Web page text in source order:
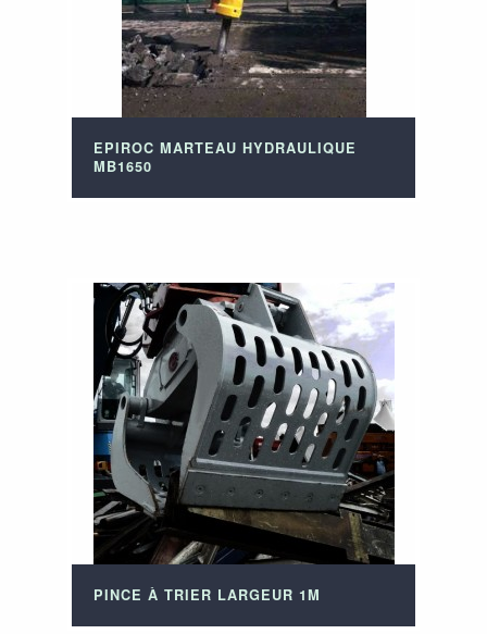
EPIROC MARTEAU HYDRAULIQUE
MB1650
PINCE À TRIER LARGEUR 1M